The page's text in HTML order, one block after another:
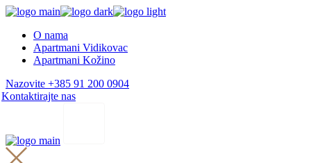
Skip
content
O nama
Apartmani Vidikovac
Apartmani Kožino
Nazovite +385 91 200 0904
Kontaktirajte nas